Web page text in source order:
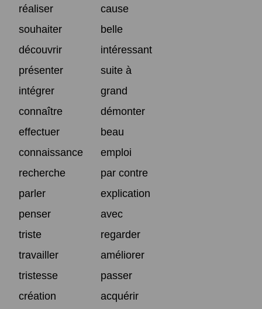
réaliser
cause
souhaiter
belle
découvrir
intéressant
présenter
suite à
intégrer
grand
connaître
démonter
effectuer
beau
connaissance
emploi
recherche
par contre
parler
explication
penser
avec
triste
regarder
travailler
améliorer
tristesse
passer
création
acquérir